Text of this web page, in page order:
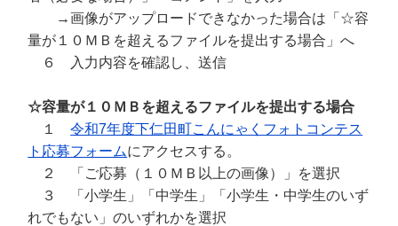
→画像がアップロードできなかった場合は「☆容
量が１０ＭＢを超えるファイルを提出する場合」へ
６ 入力内容を確認し、送信
☆容量が１０ＭＢを超えるファイルを提出する場合
１令和7年度下仁田町こんにゃくフォトコンテス
ト応募フォームにアクセスする。
２ 「ご応募（１０ＭＢ以上の画像）」を選択
３ 「小学生」「中学生」「小学生・中学生のいず
れでもない」のいずれかを選択